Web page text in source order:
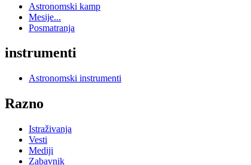
Astronomski kamp
Mesije...
Posmatranja
instrumenti
Astronomski instrumenti
Razno
Istraživanja
Vesti
Mediji
Zabavnik